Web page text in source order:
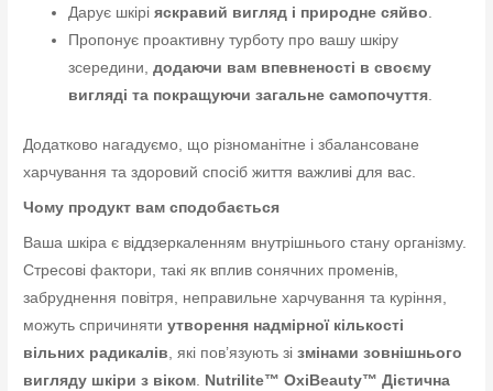
Дарує шкіріяскравий вигляд і природне сяйво
Пропонує проактивну турботу про вашу шкіру
зсередини,додаючи вам впевненості в своєму
вигляді та покращуючи загальне самопочуття
Додатково нагадуємо, що різноманітне і збалансоване
харчування та здоровий спосіб життя важливі для вас.
Чому продукт вам сподобається
Ваша шкіра є віддзеркаленням внутрішнього стану організму.
Стресові фактори, такі як вплив сонячних променів,
забруднення повітря, неправильне харчування та куріння,
можуть спричинятиутворення надмірної кількості
вільних радикалів, які пов’язують зізмінами зовнішнього
вигляду шкіри з віком. Nutrilite™ OxiBeauty™ Дієтична